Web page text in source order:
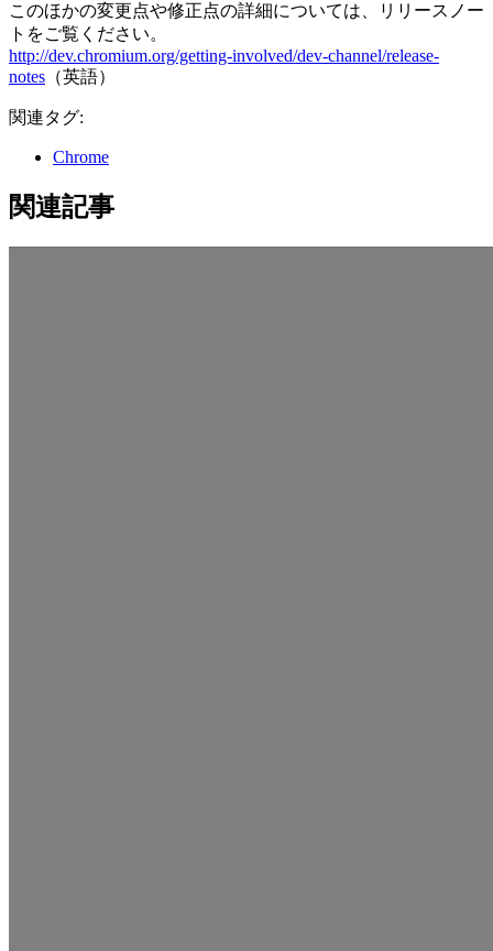
このほかの変更点や修正点の詳細については、リリースノー
トをご覧ください。
http://dev.chromium.org/getting-involved/dev-channel/release-
notes （英語）
関連タグ:
Chrome
関連記事